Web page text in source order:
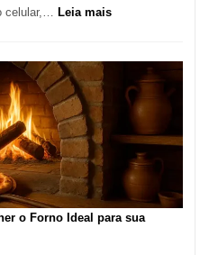
celular,… Leia mais:
Encontrar
um
Lugar
Comer?
Este
Portal
o Forno Ideal para sua